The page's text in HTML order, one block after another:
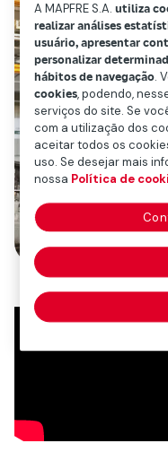
A MAPFRE S.A.utiliza
realizar análises
usuário, apresentar
personalizar
hábitos de navegação.
cookies, podendo,
serviços do site. Se
com a utilização dos
aceitar todos os
uso. Se desejar mais
nossa Política de